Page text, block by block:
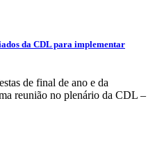
da CDL para implementar
de final de ano e da
reunião no plenário da CDL –